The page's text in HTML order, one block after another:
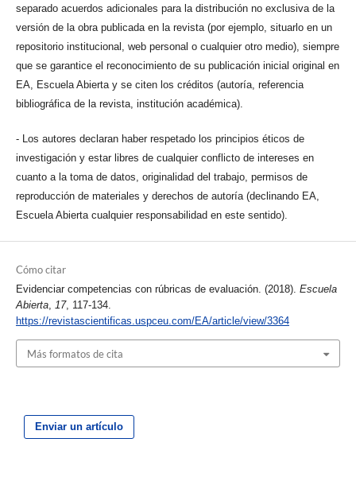
separado acuerdos adicionales para la distribución no exclusiva de la
versión de la obra publicada en la revista (por ejemplo, situarlo en un
repositorio institucional, web personal o cualquier otro medio), siempre
que se garantice el reconocimiento de su publicación inicial original en
EA, Escuela Abierta y se citen los créditos (autoría, referencia
bibliográfica de la revista, institución académica).
- Los autores declaran haber respetado los principios éticos de
investigación y estar libres de cualquier conflicto de intereses en
cuanto a la toma de datos, originalidad del trabajo, permisos de
reproducción de materiales y derechos de autoría (declinando EA,
Escuela Abierta cualquier responsabilidad en este sentido).
Cómo citar
Evidenciar competencias con rúbricas de evaluación. (2018). Escuela
Abierta, 17, 117-134.
https://revistascientificas.uspceu.com/EA/article/view/3364
Más formatos de cita
Enviar un artículo